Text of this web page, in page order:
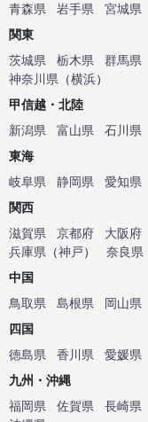
青森県
岩手県 宮城県
関東
茨城県
栃木県 群馬県
神奈川県 （横浜）
甲信越・北陸
新潟県
富山県 石川県
東海
岐阜県
静岡県 愛知県
関西
滋賀県
京都府 大阪府
兵庫県 （神戸） 奈良県
中国
鳥取県
島根県 岡山県
四国
徳島県
香川県 愛媛県
九州・沖縄
福岡県
佐賀県 長崎県